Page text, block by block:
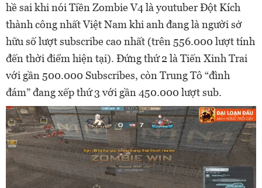
hề sai khi nói Tiền Zombie V4 là youtuber Đột Kích
thành công nhất Việt Nam khi anh đang là người sở
hữu số lượt subscribe cao nhất (trên 556.000 lượt tính
đến thời điểm hiện tại). Đứng thứ 2 là Tiến Xinh Trai
với gần 500.000 Subscribes, còn Trung Tô “đình
đám” đang xếp thứ 3 với gần 450.000 lượt sub.